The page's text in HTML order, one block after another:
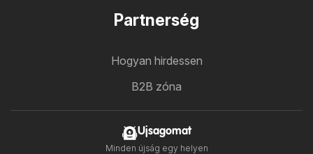
Partnerség
Hogyan hirdessen
B2B zóna
Ujsagomat
Minden újság egy helyen